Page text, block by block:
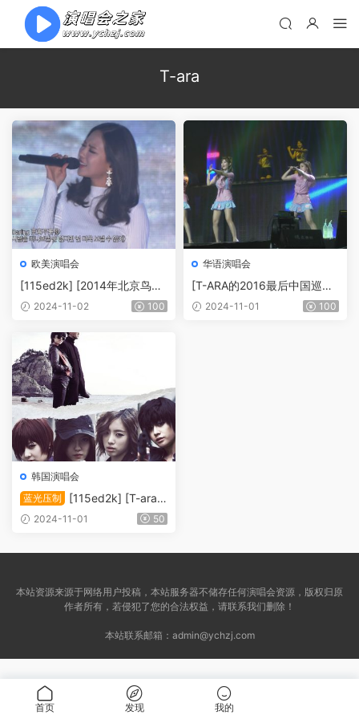
T-ara
欧美演唱会
[115ed2k] [2014年北京鸟巢
韩流超级演唱会 [少女时代/T-
2PM/CNBLUE/EXO/BEAST
等]][1080i][TP/14.16G]
2024-11-02 100
华语演唱会
[T-ARA的2016最后中国巡演]
[MP4/19.9G]
2024-11-01 100
韩国演唱会
蓝光压制
[115ed2k] [T-ara
日本原版剧集短片][中字][MK
2024-11-01 50
本站资源来源于网络用户投稿，本站服务器不储存任何演唱会资源，版权归原
作者所有，若侵犯了您的合法权益，请联系我们删除！
本站联系邮箱： admin@ychzj.com
首页 发现 我的